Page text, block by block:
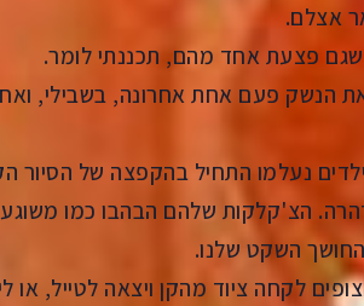
אצלם.
פצעת אחד מהם, תכננתי לומר.
הנשק פעם אחת אחרונה, בשבילי,
נעלמו התחיל בהקפצה של הסיור
הצ'קלקות שלהם הבהבו כמו
השקט שלנו.
לקחה ציוד מהקן ויצאה לטייל, או